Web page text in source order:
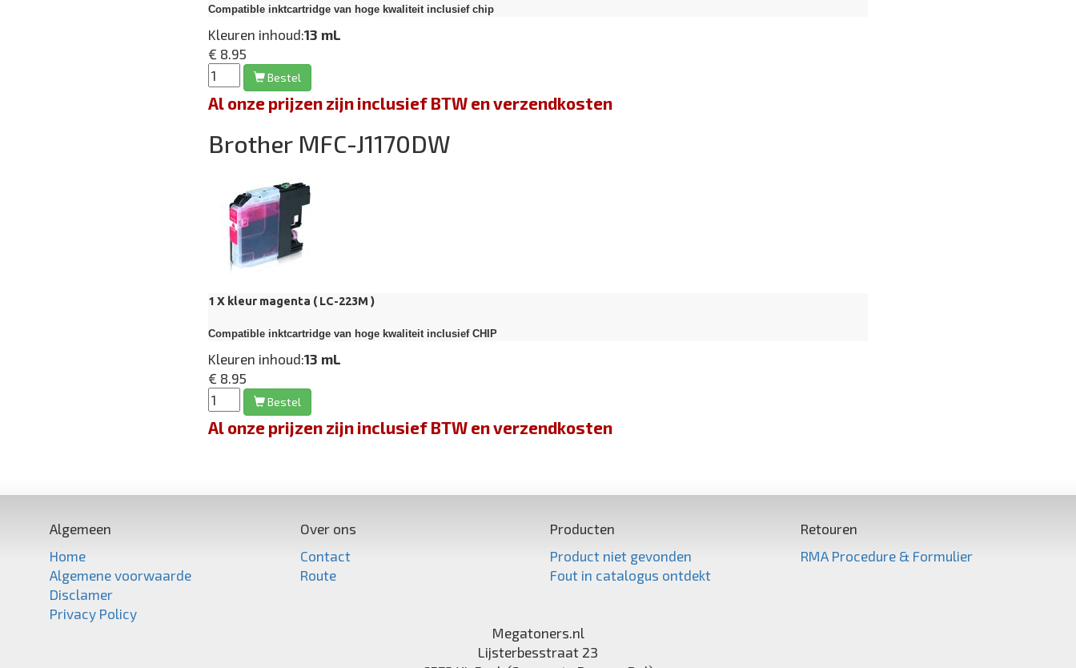
Compatible inktcartridge van hoge kwaliteit inclusief chip
Kleuren inhoud:13 mL
€ 8.95
Bestel
Al onze prijzen zijn inclusief BTW en verzendkosten
Brother MFC-J1170DW
1 X kleur magenta ( LC-223M )
Compatible inktcartridge van hoge kwaliteit inclusief CHIP
Kleuren inhoud:13 mL
€ 8.95
Bestel
Al onze prijzen zijn inclusief BTW en verzendkosten
Algemeen
Home
Algemene voorwaarde
Disclamer
Privacy Policy
Over ons
Contact
Route
Producten
Product niet gevonden
Fout in catalogus ontdekt
Retouren
RMA Procedure & Formulier
Megatoners.nl
Lijsterbesstraat 23